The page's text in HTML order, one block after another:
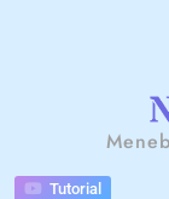
Tutorial